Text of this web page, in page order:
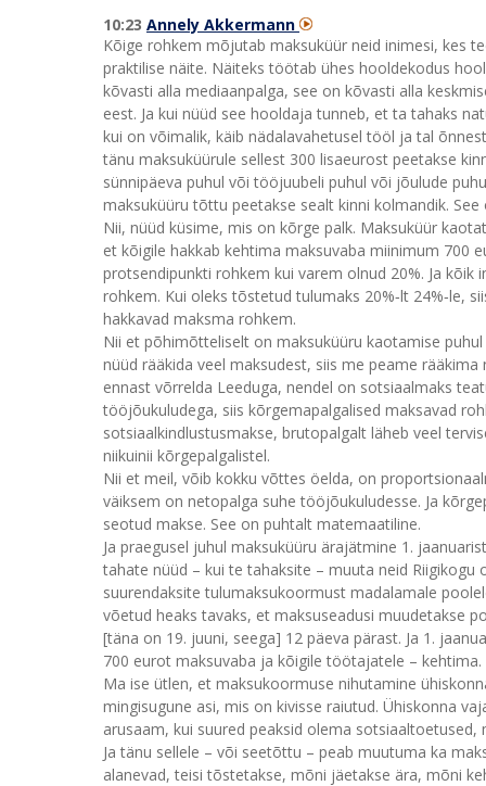
10:23 Annely Akkermann
Kõige rohkem mõjutab maksuküür neid inimesi, kes
praktilise näite. Näiteks töötab ühes hooldekodus
kõvasti alla mediaanpalga, see on kõvasti alla
eest. Ja kui nüüd see hooldaja tunneb, et ta tahaks
kui on võimalik, käib nädalavahetusel tööl ja tal
tänu maksuküürule sellest 300 lisaeurost peetakse
sünnipäeva puhul või tööjuubeli puhul või jõulude
maksuküüru tõttu peetakse sealt kinni kolmandik.
Nii, nüüd küsime, mis on kõrge palk. Maksuküür
et kõigile hakkab kehtima maksuvaba miinimum 700
protsendipunkti rohkem kui varem olnud 20%. Ja
rohkem. Kui oleks tõstetud tulumaks 20%‑lt 24%‑le,
hakkavad maksma rohkem.
Nii et põhimõtteliselt on maksuküüru kaotamise
nüüd rääkida veel maksudest, siis me peame
ennast võrrelda Leeduga, nendel on sotsiaalmaks
tööjõukuludega, siis kõrgemapalgalised maksavad
sotsiaalkindlustusmakse, brutopalgalt läheb veel
niikuinii kõrgepalgalistel.
Nii et meil, võib kokku võttes öelda, on
väiksem on netopalga suhe tööjõukuludesse. Ja
seotud makse. See on puhtalt matemaatiline.
Ja praegusel juhul maksuküüru ärajätmine 1.
tahate nüüd – kui te tahaksite – muuta neid
suurendaksite tulumaksukoormust madalamale
võetud heaks tavaks, et maksuseadusi muudetakse
[täna on 19. juuni, seega] 12 päeva pärast. Ja 1.
700 eurot maksuvaba ja kõigile töötajatele – kehtima.
Ma ise ütlen, et maksukoormuse nihutamine
mingisugune asi, mis on kivisse raiutud. Ühiskonna
arusaam, kui suured peaksid olema
Ja tänu sellele – või seetõttu – peab muutuma ka
alanevad, teisi tõstetakse, mõni jäetakse ära, mõni